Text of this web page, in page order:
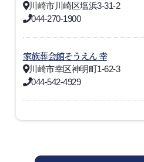
川崎市川崎区塩浜3-31-2
044-270-1900
家族葬会館そうえん 幸
川崎市幸区神明町1-62-3
044-542-4929